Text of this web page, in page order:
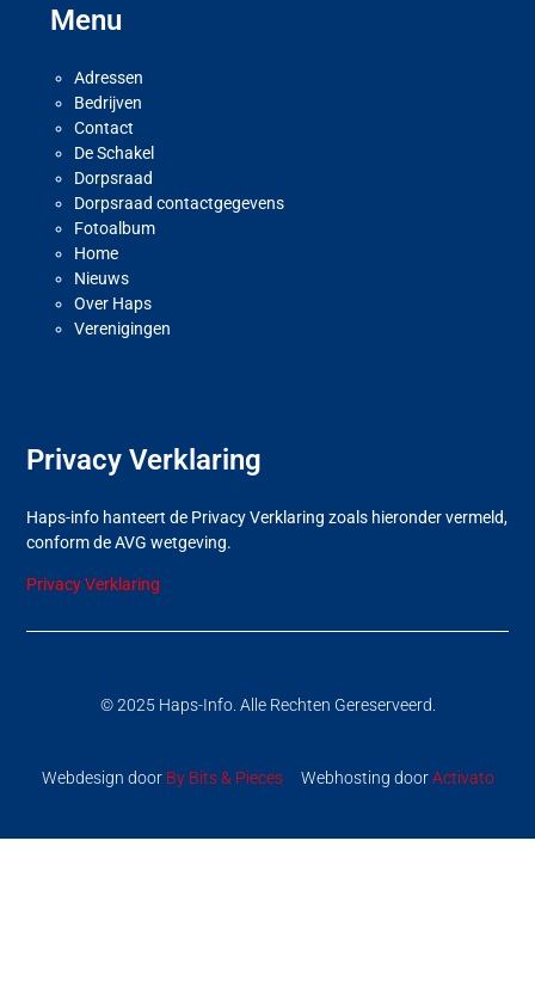
Menu
Adressen
Bedrijven
Contact
De Schakel
Dorpsraad
Dorpsraad contactgegevens
Fotoalbum
Home
Nieuws
Over Haps
Verenigingen
Privacy Verklaring
Haps-info hanteert de Privacy Verklaring zoals hieronder vermeld,
conform de AVG wetgeving.
Privacy Verklaring
© 2025 Haps-Info. Alle Rechten Gereserveerd.
Webdesign door By Bits & PiecesWebhosting doorActivato